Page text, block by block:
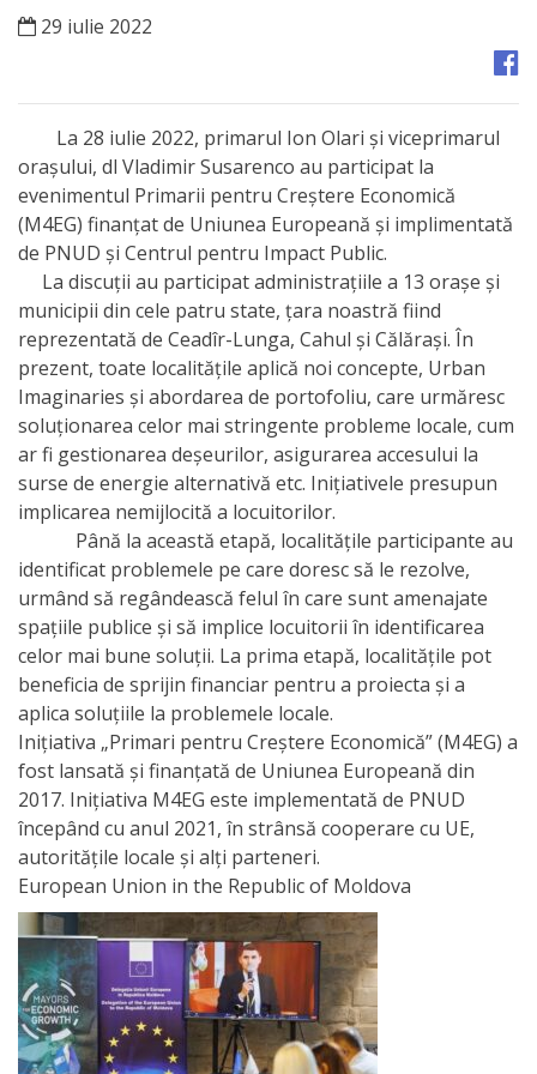
Strategii
Registrul
de
Stat
al
Actelor
Locale
Primăria
Aparatul
Primăriei
Lista
colaboratorilor
Primăriei
Călăraşi
Contabilitate
Serviciul
Arhitectură
şi
Urbanism
29 iulie 2022
La 28 iulie 2022, primarul Ion Olari și viceprimarul
orașului, dl Vladimir Susarenco au participat la
evenimentul Primarii pentru Creștere Economică
(M4EG) finanțat de Uniunea Europeană și implimentată
de PNUD și Centrul pentru Impact Public.
La discuții au participat administrațiile a 13 orașe și
municipii din cele patru state, țara noastră fiind
reprezentată de Ceadîr-Lunga, Cahul și Călărași. În
prezent, toate localitățile aplică noi concepte, Urban
Imaginaries și abordarea de portofoliu, care urmăresc
soluționarea celor mai stringente probleme locale, cum
ar fi gestionarea deșeurilor, asigurarea accesului la
surse de energie alternativă etc. Inițiativele presupun
implicarea nemijlocită a locuitorilor.
Până la această etapă, localitățile participante au
identificat problemele pe care doresc să le rezolve,
urmând să regândească felul în care sunt amenajate
spațiile publice și să implice locuitorii în identificarea
celor mai bune soluții. La prima etapă, localitățile pot
beneficia de sprijin financiar pentru a proiecta și a
aplica soluțiile la problemele locale.
Inițiativa „Primari pentru Creștere Economică” (M4EG) a
fost lansată și finanțată de Uniunea Europeană din
2017. Inițiativa M4EG este implementată de PNUD
începând cu anul 2021, în strânsă cooperare cu UE,
autoritățile locale și alți parteneri.
European Union in the Republic of Moldova